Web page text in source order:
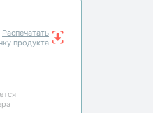
Распечатать
продукта